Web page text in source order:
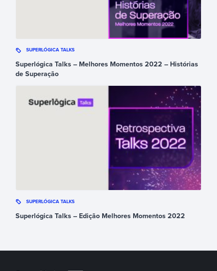
SUPERLÓGICA TALKS
Superlógica Talks – Melhores Momentos 2022 – Histórias
de Superação
SUPERLÓGICA TALKS
Superlógica Talks – Edição Melhores Momentos 2022